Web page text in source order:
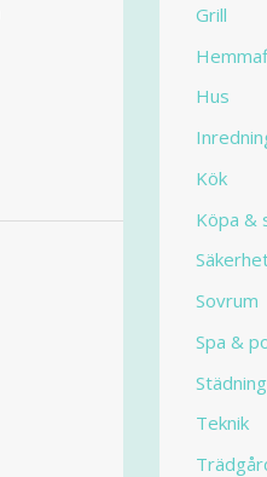
Grill
Hus
Kök
Köpa &
Sovrum
Spa &
Städning
Teknik